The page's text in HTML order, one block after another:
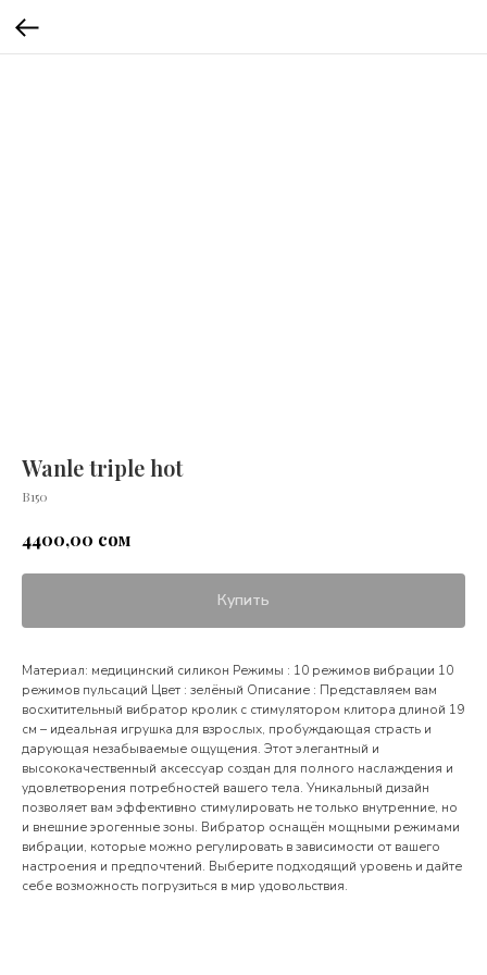
Wanle triple hot
В150
4400,00 сом
Купить
Материал: медицинский силикон Режимы : 10 режимов вибрации 10
режимов пульсаций Цвет : зелёный Описание : Представляем вам
восхитительный вибратор кролик с стимулятором клитора длиной 19
см – идеальная игрушка для взрослых, пробуждающая страсть и
дарующая незабываемые ощущения. Этот элегантный и
высококачественный аксессуар создан для полного наслаждения и
удовлетворения потребностей вашего тела. Уникальный дизайн
позволяет вам эффективно стимулировать не только внутренние, но
и внешние эрогенные зоны. Вибратор оснащён мощными режимами
вибрации, которые можно регулировать в зависимости от вашего
настроения и предпочтений. Выберите подходящий уровень и дайте
себе возможность погрузиться в мир удовольствия.